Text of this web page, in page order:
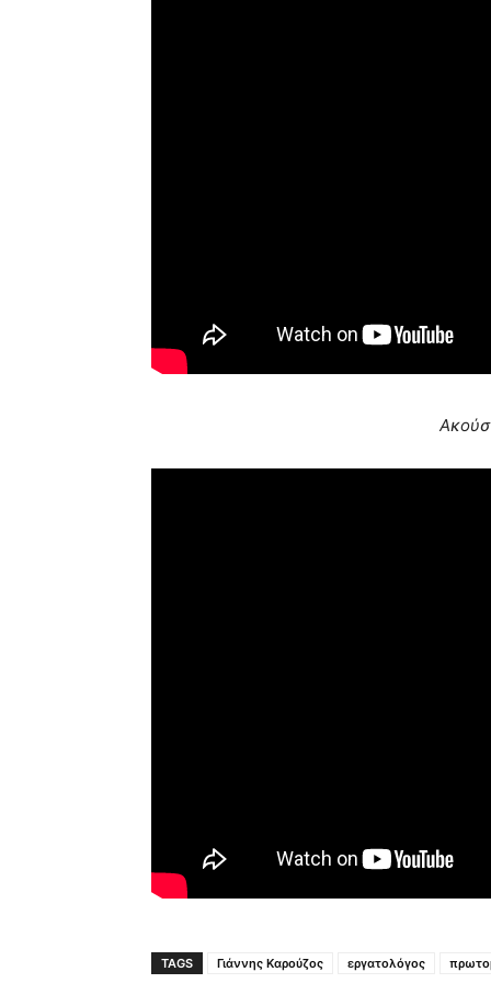
TAGS Γιάννης Καρούζος εργατολόγος